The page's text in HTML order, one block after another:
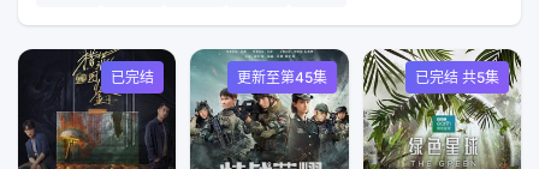
已完结 更新至第45集 已完结 共5集